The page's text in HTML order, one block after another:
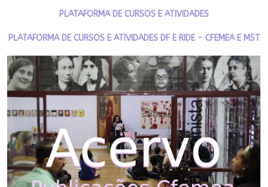
PLATAFORMA DE CURSOS E ATIVIDADES
PLATAFORMA DE CURSOS E ATIVIDADES DF E RIDE - CFEMEA E MST